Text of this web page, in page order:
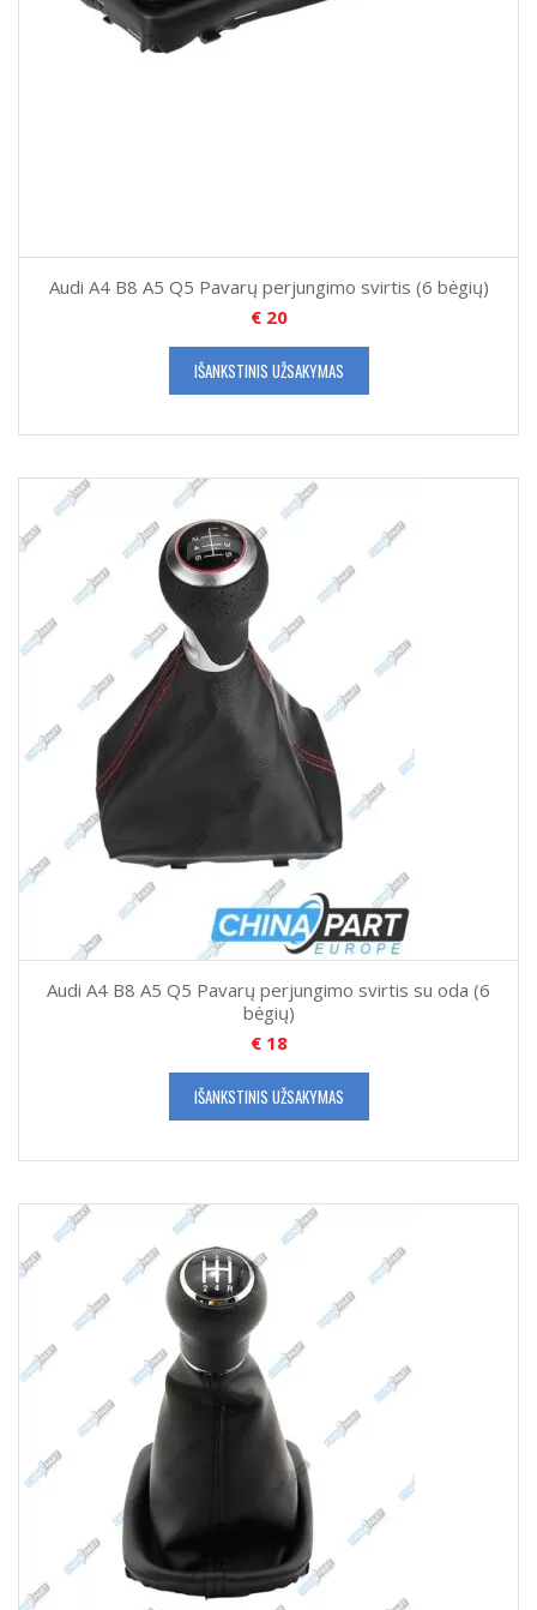
Audi A4 B8 A5 Q5 Pavarų perjungimo svirtis (6 bėgių)
€20
IŠANKSTINIS UŽSAKYMAS
Audi A4 B8 A5 Q5 Pavarų perjungimo svirtis su oda (6
bėgių)
€18
IŠANKSTINIS UŽSAKYMAS